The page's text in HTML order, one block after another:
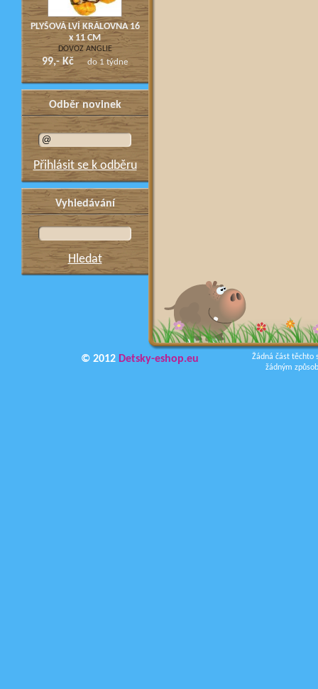
PLYŠOVÁ LVÍ KRÁLOVNA 16
x 11 CM
DOVOZ ANGLIE
99,- Kč do 1 týdne
Odběr novinek
Přihlásit se k odběru
Vyhledávání
Hledat
Žádná část těchto
žádným
© 2012 Detsky-eshop.eu